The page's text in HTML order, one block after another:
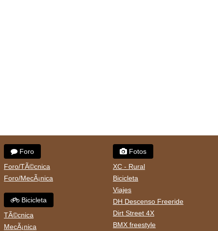
Foro
Foro/TÃ©cnica
Foro/MecÃ¡nica
Bicicleta
TÃ©cnica
MecÃ¡nica
Fotos
XC - Rural
Bicicleta
Viajes
DH Descenso Freeride
Dirt Street 4X
BMX freestyle